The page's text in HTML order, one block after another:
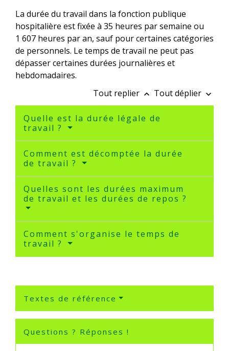
La durée du travail dans la fonction publique
hospitalière est fixée à 35 heures par semaine ou
1 607 heures par an, sauf pour certaines catégories
de personnels. Le temps de travail ne peut pas
dépasser certaines durées journalières et
hebdomadaires.
Tout replier keyboard_arrow_up Tout déplier keyboard_arrow_down
Quelle est la durée légale de
travail ?
Comment est décomptée la durée
de travail ?
Quelles sont les durées maximum
de travail et les durées de repos ?
Comment s'organise le temps de
travail ?
Textes de référence
Questions ? Réponses !